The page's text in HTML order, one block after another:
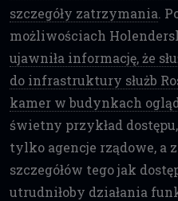
szczegóły zatrzymania.
możliwościach
ujawniła informację, że
do infrastruktury służb
kamer w budynkach
świetny przykład
tylko agencje rządowe, a
szczegółów tego jak
utrudniłoby działania